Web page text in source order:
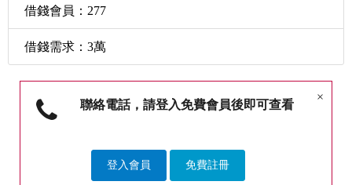
借錢會員：277
借錢需求：3萬
×
聯絡電話，請登入免費會員後即可查看
登入會員 免費註冊